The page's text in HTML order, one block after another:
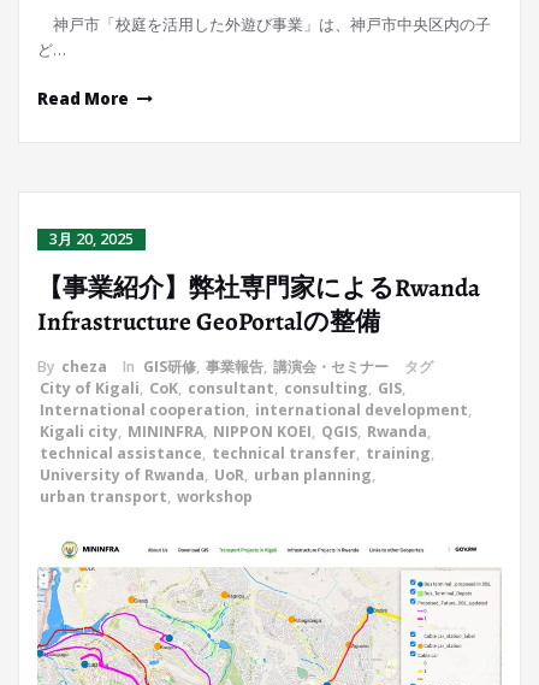
神戸市「校庭を活用した外遊び事業」は、神戸市中央区内の子
ど…
Read More
3月 20, 2025
【事業紹介】弊社専門家によるRwanda
Infrastructure GeoPortalの整備
By cheza In GIS研修, 事業報告, 講演会・セミナー
タグ
City of Kigali, CoK, consultant, consulting, GIS,
International cooperation, international development,
Kigali city, MININFRA, NIPPON KOEI, QGIS, Rwanda,
technical assistance, technical transfer, training,
University of Rwanda, UoR, urban planning,
urban transport, workshop